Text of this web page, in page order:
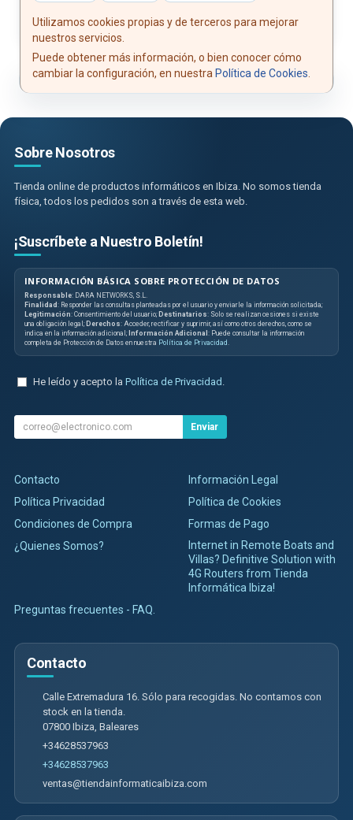
Utilizamos cookies propias y de terceros para mejorar
nuestros servicios.
Puede obtener más información, o bien conocer cómo
cambiar la configuración, en nuestra Política de Cookies
Sobre Nosotros
Tienda online de productos informáticos en Ibiza. No somos tienda
física, todos los pedidos son a través de esta web.
¡Suscríbete a Nuestro Boletín!
INFORMACIÓN BÁSICA SOBRE PROTECCIÓN DE DATOS
Responsable: DARA NETWORKS, S.L.
Finalidad : Responder las consultas planteadas por el usuario y enviarle la información solicitada;
Legitimación: Consentimiento del usuario; Destinatarios: Solo se realizan cesiones si existe
una obligación legal; Derechos: Acceder, rectificar y suprimir, así como otros derechos, como se
indica en la información adicional; Información Adicional : Puede consultar la información
completa de Protección de Datos en nuestra Política de Privacidad
He leído y acepto la Política de Privacidad
Enviar
Contacto
Información Legal
Política Privacidad
Política de Cookies
Condiciones de Compra
Formas de Pago
¿Quienes Somos?
Internet in Remote Boats and
Villas? Definitive Solution with
4G Routers from Tienda
Informática Ibiza!
Preguntas frecuentes - FAQ.
Contacto
Calle Extremadura 16. Sólo para recogidas. No contamos con
stock en la tienda.
07800 Ibiza Baleares
+34628537963
+34628537963
ventas@tiendainformaticaibiza.com